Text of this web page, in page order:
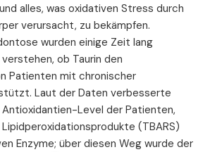
alles, was oxidativen Stress durch
verursacht, zu bekämpfen.
wurden einige Zeit lang
ob Taurin den
Patienten mit chronischer
Laut der Daten verbesserte
Antioxidantien-Level der Patienten,
(TBARS)
Enzyme; über diesen Weg wurde der